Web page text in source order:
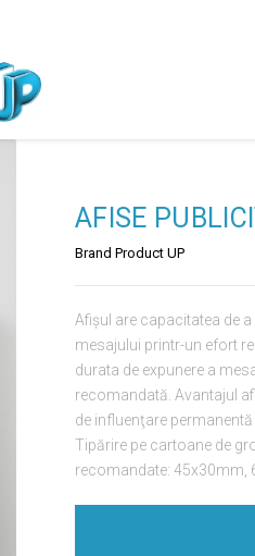
AFISE
Brand Product UP
Afişul are capacitatea de
mesajului printr-un efort
durata de expunere a
recomandată. Avantajul
de influenţare permanentă
Tipărire pe cartoane de
recomandate: 45x30mm,